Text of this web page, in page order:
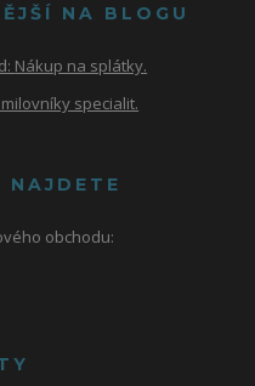
NA BLOGU
Nákup na splátky.
specialit.
NAJDETE
obchodu: